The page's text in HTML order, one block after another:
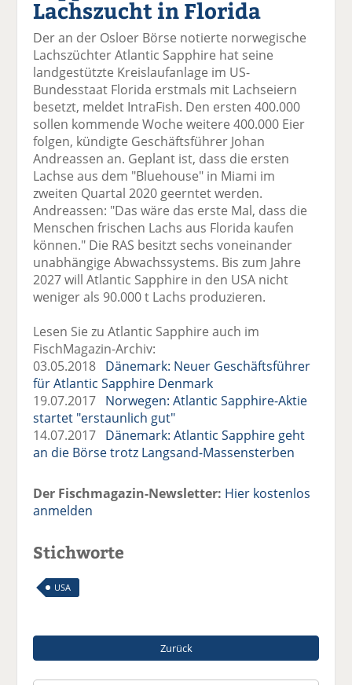
el
a
uf
F
ac
e
b
o
o
k
te
il
e
n
el
t
wi
tt
n
uf
Li
k
e
di
te
il
n
er
ai
l
v
se
e
n
ru
Lachszucht in Florida
Der an der Osloer Börse notierte norwegische
Lachszüchter Atlantic Sapphire hat seine
landgestützte Kreislaufanlage im US-
Bundesstaat Florida erstmals mit Lachseiern
besetzt, meldet IntraFish. Den ersten 400.000
sollen kommende Woche weitere 400.000 Eier
folgen, kündigte Geschäftsführer Johan
Andreassen an. Geplant ist, dass die ersten
Lachse aus dem "Bluehouse" in Miami im
zweiten Quartal 2020 geerntet werden.
Andreassen: "Das wäre das erste Mal, dass die
Menschen frischen Lachs aus Florida kaufen
können." Die RAS besitzt sechs voneinander
unabhängige Abwachssystems. Bis zum Jahre
2027 will Atlantic Sapphire in den USA nicht
weniger als 90.000 t Lachs produzieren.
Lesen Sie zu Atlantic Sapphire auch im
FischMagazin-Archiv:
03.05.2018 Dänemark: Neuer Geschäftsführer
für Atlantic Sapphire Denmark
19.07.2017 Norwegen: Atlantic Sapphire-Aktie
startet "erstaunlich gut"
14.07.2017 Dänemark: Atlantic Sapphire geht
an die Börse trotz Langsand-Massensterben
Der Fischmagazin-Newsletter: Hier kostenlos
anmelden
Stichworte
USA
Zurück